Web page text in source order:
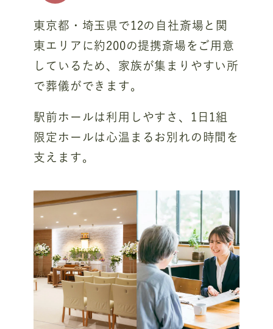
東京都・埼玉県で12の自社斎場と関
東エリアに約200の提携斎場をご用意
しているため、家族が集まりやすい所
で葬儀ができます。
駅前ホールは利用しやすさ、1日1組
限定ホールは心温まるお別れの時間を
支えます。